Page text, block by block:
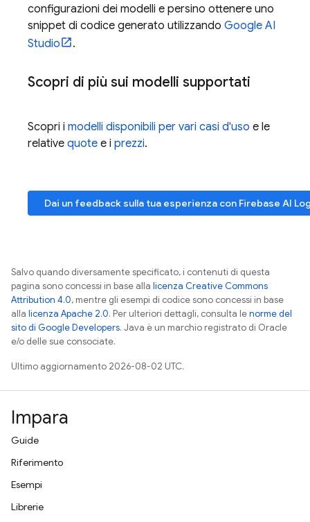
configurazioni dei modelli e persino ottenere uno
snippet di codice generato utilizzando Google AI
Studio
.
Scopri di più sui modelli supportati
Scopri i modelli disponibili per vari casi d'uso e le
relative quote e i prezzi.
Dai un feedback sulla tua esperienza con Firebase AI
Salvo quando diversamente specificato, i contenuti di questa
pagina sono concessi in base alla licenza Creative Commons
Attribution 4.0, mentre gli esempi di codice sono concessi in base
alla licenza Apache 2.0. Per ulteriori dettagli, consulta lenorme del
sito di Google Developers. Java è un marchio registrato di Oracle
e/o delle sue consociate.
Ultimo aggiornamento 2026-08-02 UTC.
Impara
Guide
Riferimento
Esempi
Librerie